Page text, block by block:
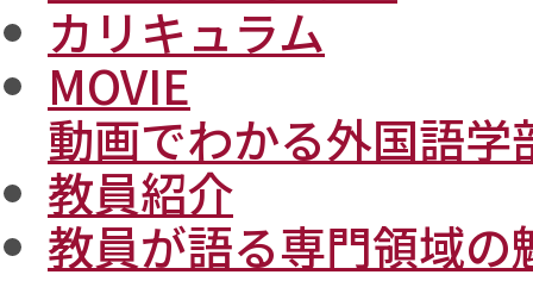
カリキュラム
MOVIE
動画でわかる外国語学
教員紹介
教員が語る専門領域の